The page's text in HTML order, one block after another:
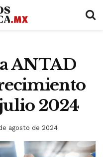
ANTAD
2024
agosto de 2024